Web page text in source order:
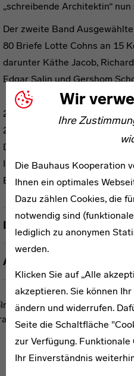
Wir
Ihre
Die Bauhaus Kooperation
Ihnen ein optimales
Dazu zählen Cookies, die
notwendig sind
lediglich zu anonymen
werden.
Klicken Sie auf „Alle
akzeptieren. Sie können
ändern und widerrufen.
Seite die Schaltfläche
zur Verfügung.
Ihr Einverständnis
„schreibende Architektin“
Der zweite Band
80 Briefe Lotte Cohns an 15
darunter Käthe Jacob,
Edgar Salin und Gershom
2017, Neofelis Verlag, Berlin
202 Seiten
Deutsch
ISBN 978-3-95808-125-3
EAN 9783958081253
Inhalt
Autoreninformationen
WEITERE